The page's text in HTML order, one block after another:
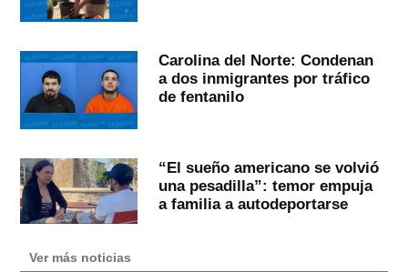
Carolina del Norte: Condenan
a dos inmigrantes por tráfico
de fentanilo
“El sueño americano se volvió
una pesadilla”: temor empuja
a familia a autodeportarse
Ver más noticias